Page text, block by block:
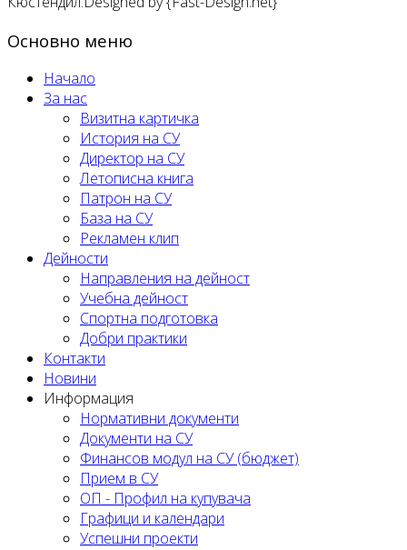
Основно меню
Начало
За нас
Визитна картичка
История на СУ
Директор на СУ
Летописна книга
Патрон на СУ
База на СУ
Рекламен клип
Дейности
Направления на дейност
Учебна дейност
Спортна подготовка
Добри практики
Контакти
Новини
Информация
Нормативни документи
Документи на СУ
Финансов модул на СУ (бюджет)
Прием в СУ
ОП - Профил на купувача
Графици и календари
Успешни проекти